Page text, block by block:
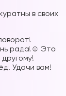
в своих
рада!☺️ Это
Удачи вам!